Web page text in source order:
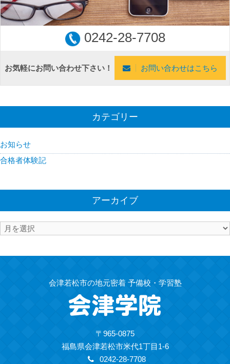
0242-28-7708
お気軽にお問い合わせ下さい！ お問い合わせはこちら
カテゴリー
お知らせ
合格者体験記
アーカイブ
ア
会津若松市の地元密着 予備校・学習塾
〒965-0875
福島県会津若松市米代1丁目1-6
0242-28-7708